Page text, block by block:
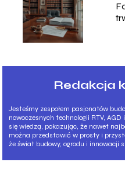
Redakcja
Jesteśmy zespołem pasjonatów
nowoczesnych technologii RTV,
się wiedzą, pokazując, że nawet
można przedstawić w prosty i
że świat budowy, ogrodu i innowacji